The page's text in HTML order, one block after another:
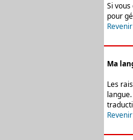
Si
pour
Ma
Les